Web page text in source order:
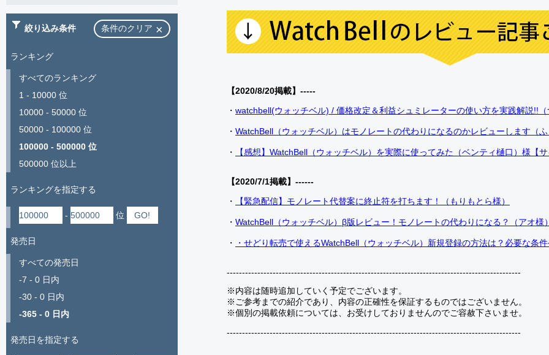
【2020/8/20掲載】-----
・ watchbell(ウォッチベル) / 価格改定＆利益シュミレーターの使い方を実践解説!!
・ WatchBell（ウォッチベル）はモノレートの代わりになるのかレビューします（
・ 【感想】WatchBell（ウォッチベル）を実際に使ってみた（ベンティ樋口）様【
【2020/7/1掲載】------
・
【緊急配信】モノレート代替案に終止符を打ちます！（もりもとら様）
・ WatchBell（ウォッチベル）β版レビュー！モノレートの代わりになる？（アオ様
・ ・せどり転売で使えるWatchBell（ウォッチベル）新規登録の方法は？必要な条
------------------------------------------------------------------------------------------------
※内容は随時追加していく予定でございます。
※ご参考までの紹介であり、内容の正確性を保証するものではございません。
※個別の掲載依頼については、お受けしておりませんのでご容赦下さいませ。
------------------------------------------------------------------------------------------------
絞り込み条件 条件のクリア
ランキング
すべてのランキング
1 - 10000 位
10000 - 50000 位
50000 - 100000 位
100000 - 500000 位
500000 位以上
ランキングを指定する
- 位
発売日
すべての発売日
-7 - 0 日内
-30 - 0 日内
-365 - 0 日内
発売日を指定する